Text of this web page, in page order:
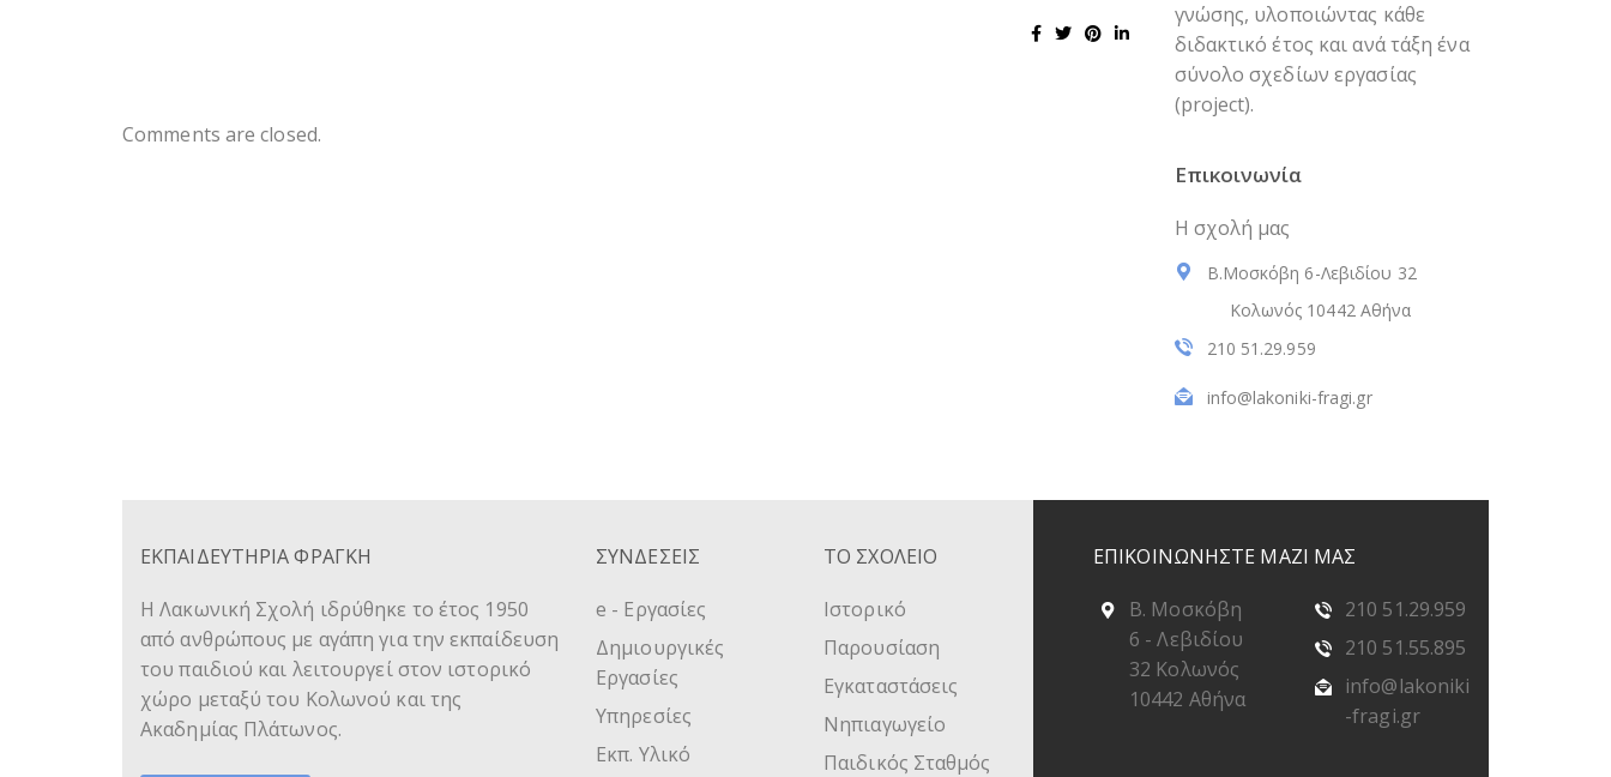
Comments are closed.
γνώσης, υλοποιώντας κάθε
διδακτικό έτος και ανά τάξη ένα
σύνολο σχεδίων εργασίας
(project).
Επικοινωνία
Η σχολή μας
Β.Μοσκόβη 6-Λεβιδίου 32
Κολωνός 10442 Αθήνα
210 51.29.959
info@lakoniki-fragi.gr
ΕΚΠΑΙΔΕΥΤΗΡΙΑ ΦΡΑΓΚΗ
Η Λακωνική Σχολή ιδρύθηκε το έτος 1950
από ανθρώπους με αγάπη για την εκπαίδευση
του παιδιού και λειτουργεί στον ιστορικό
χώρο μεταξύ του Κολωνού και της
Ακαδημίας Πλάτωνος.
ΣΥΝΔΕΣΕΙΣ
e - Εργασίες
Δημιουργικές
Εργασίες
Υπηρεσίες
Εκπ. Υλικό
ΤΟ ΣΧΟΛΕΙΟ
Ιστορικό
Παρουσίαση
Εγκαταστάσεις
Νηπιαγωγείο
Παιδικός Σταθμός
ΕΠΙΚΟΙΝΩΝΗΣΤΕ ΜΑΖΙ ΜΑΣ
Β. Μοσκόβη
6 - Λεβιδίου
32 Κολωνός
10442 Αθήνα
210 51.29.959
210 51.55.895
info@lakoniki
-fragi.gr